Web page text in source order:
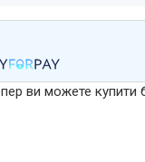
ви можете